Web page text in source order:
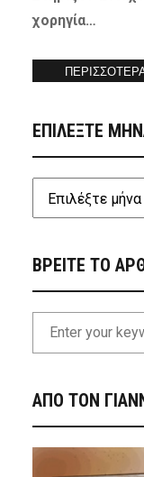
χορηγία…
ΕΠΙΛΕΞΤΕ
ΒΡΕΙΤΕ ΤΟ
ΑΠΟ ΤΟΝ